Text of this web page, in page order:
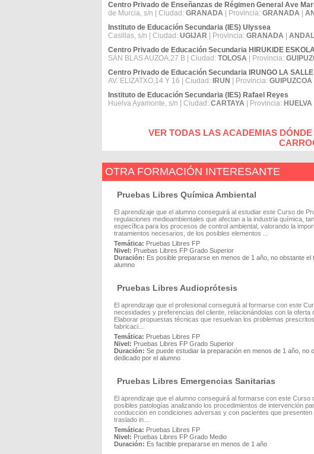
Centro Privado de Enseñanzas de Régimen General Ave
de Murcia, s/n | Ciudad: GRANADA | Provincia: GRANADA
Instituto de Educación Secundaria (IES) Ulyssea
Casillas, s/n | Ciudad: UGIJAR | Provincia: GRANADA
Centro Privado de Educación Secundaria HIRUKIDE
SAN BLAS AUZOA,27 B | Ciudad: TOLOSA | Provincia:
Centro Privado de Educación Secundaria IRUNGO LA SALLE
AV. ELIZATXO,14 Y 16 | Ciudad:
IRUN | Provincia: GUIPUZCOA
Instituto de Educación Secundaria (IES) Rafael Reyes
Huelva Ayamonte, s/n | Ciudad: CARTAYA | Provincia: HUELVA
VER TODAS LAS ACADEMIAS
OTRA FORMACIÓN INTERESANTE
Pruebas Libres Química Ambiental
El aprendizaje que el alumno conseguirá al estudiar este Curso de
regulaciones medioambientales que afectan a la industria química,
específica para los procesos de control ambiental, valorando la
tratamientos necesarios, de los posibles elementos ...
Temática: Pruebas Libres FP
Nivel: Pruebas Libres FP Grado Superior
Duración: Es posible prepararse en menos de 1 año, no obstante
alumno
Pruebas Libres Audioprótesis
El aprendizaje que el profesional conseguirá al formarse con este
necesidades y preferencias del cliente, relacionándolas con la
Elaborar propuestas técnicas que resuelvan los problemas
fabricaci...
Temática: Pruebas Libres FP
Nivel: Pruebas Libres FP Grado Superior
Duración: Se puede estudiar la preparación en menos de 1 año, no
dedicado por el alumno
Pruebas Libres Emergencias Sanitarias
El aprendizaje que el alumno conseguirá al formarse con este
posibles patologías analizando los procedimientos de intervención
conducción en condiciones adversas y con pacientes que
traslado in...
Temática: Pruebas Libres FP
Nivel: Pruebas Libres FP Grado Medio
Duración: Es factible prepararse en menos de 1 año